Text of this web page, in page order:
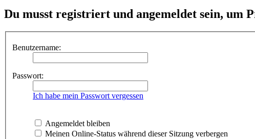
Du musst registriert und angemeldet sein, um
Benutzername:
Passwort:
Ich habe mein Passwort vergessen
Angemeldet bleiben
Meinen Online-Status während dieser Sitzung verbergen